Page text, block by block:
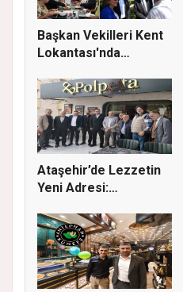
Başkan Vekilleri Kent
Lokantası'nda
Ataşehir’de Lezzetin
Yeni Adresi: